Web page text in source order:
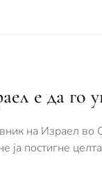
e да го
на Израел
ја постигне